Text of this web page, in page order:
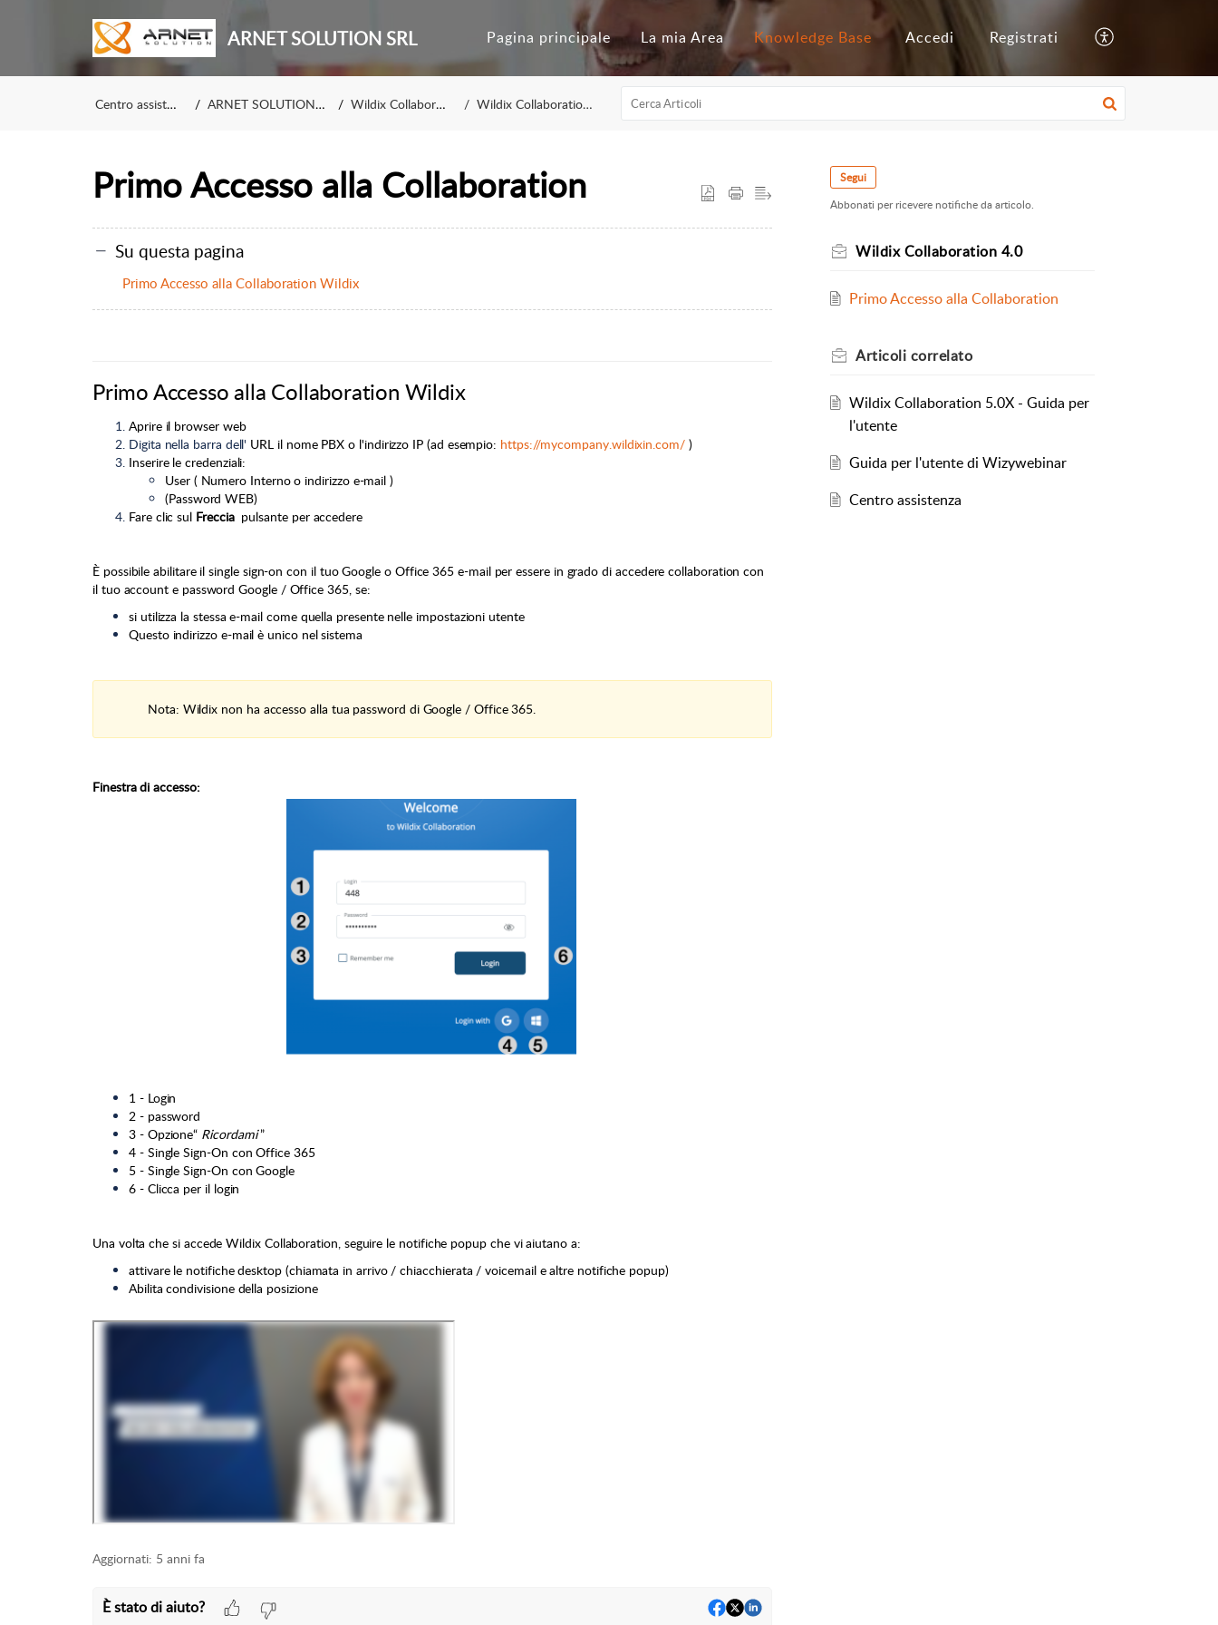
ARNET SOLUTION SRL Pagina principale La mia Area Knowledge Base Accedi Registrati
Centro assistenza ARNET SOLUTION SRL Wildix Collaboration Wildix Collaboration 4.0
Primo Accesso alla Collaboration
Su questa pagina
Primo Accesso alla Collaboration Wildix
Primo Accesso alla Collaboration Wildix
Aprire il browser web
Digita nella barra dell' URL il nome PBX o l'indirizzo IP (ad esempio: https://mycompany.wildixin.com/)
Inserire le credenziali:
User ( Numero Interno o indirizzo e-mail )
(Password WEB)
Fare clic sul Freccia pulsante per accedere
È possibile abilitare il single sign-on con il tuo Google o Office 365 e-mail per essere in grado di accedere collaboration con
il tuo account e password Google / Office 365, se:
si utilizza la stessa e-mail come quella presente nelle impostazioni utente
Questo indirizzo e-mail è unico nel sistema
Nota: Wildix non ha accesso alla tua password di Google / Office 365.
Finestra di accesso:
1 - Login
2 - password
3 - Opzione“ Ricordami”
4 - Single Sign-On con Office 365
5 - Single Sign-On con Google
6 - Clicca per il login
Una volta che si accede Wildix Collaboration, seguire le notifiche popup che vi aiutano a:
attivare le notifiche desktop (chiamata in arrivo / chiacchierata / voicemail e altre notifiche popup)
Abilita condivisione della posizione
Aggiornati: 5 anni fa
È stato di aiuto?
Segui
Abbonati per ricevere notifiche da articolo.
Wildix Collaboration 4.0
Primo Accesso alla Collaboration
Articoli correlato
Wildix Collaboration 5.0X - Guida per
l'utente
Guida per l'utente di Wizywebinar
Centro assistenza